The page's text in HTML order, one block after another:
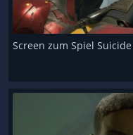
Screen zum Spiel